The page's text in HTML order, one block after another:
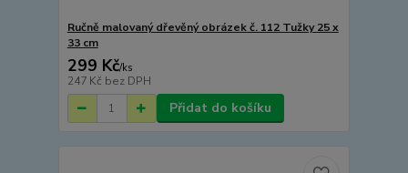
Ručně malovaný dřevěný obrázek č. 112 Tužky 25 x
33 cm
299 Kč/ks
247 Kč bez DPH
Přidat do košíku